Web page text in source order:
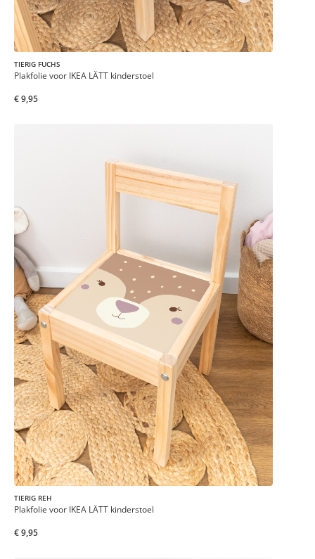
TIERIG FUCHS
Plakfolie voor IKEA LÄTT kinderstoel
€ 9,95
TIERIG REH
Plakfolie voor IKEA LÄTT kinderstoel
€ 9,95